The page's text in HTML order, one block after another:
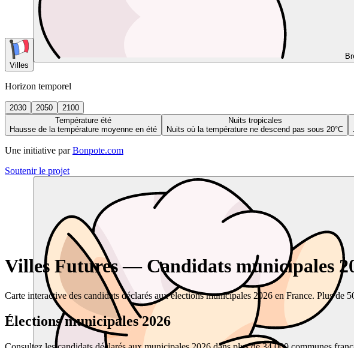
Villes
Horizon temporel
2030 2050
2100
Température été
Hausse de la température moyenne en été
Nuits tropicales
Nuits où la température ne descend pas sous 20°C
Une initiative par Bonpote.com
Soutenir le projet
Villes Futures — Candidats municipales
Carte interactive des candidats déclarés aux élections municipales 2026 en France. Plus de
Élections municipales 2026